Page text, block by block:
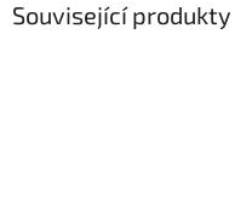
Související produkty